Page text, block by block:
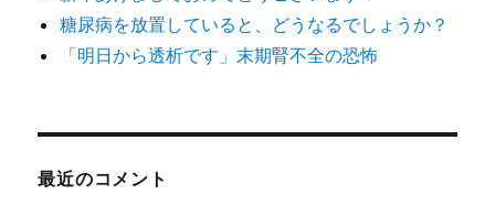
に
糖尿病を放置していると、どうなるでしょうか？
「明日から透析です」末期腎不全の恐怖
最近のコメント